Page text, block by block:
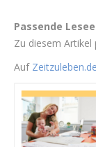
Passende
Zu diesem
Auf Zeitzuleben.de